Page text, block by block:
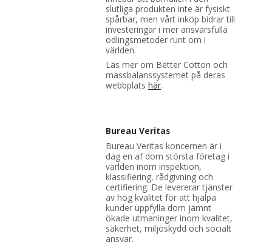
slutliga produkten inte är fysiskt
spårbar, men vårt inköp bidrar till
investeringar i mer ansvarsfulla
odlingsmetoder runt om i
världen.
Läs mer om Better Cotton och
massbalanssystemet på deras
webbplats här.
Bureau Veritas
Bureau Veritas koncernen är i
dag en af dom största företag i
världen inom inspektion,
klassifiering, rådgivning och
certifiering. De levererar tjänster
av hög kvalitet för att hjälpa
kunder uppfylla dom jämnt
ökade utmaninger inom kvalitet,
säkerhet, miljöskydd och socialt
ansvar.